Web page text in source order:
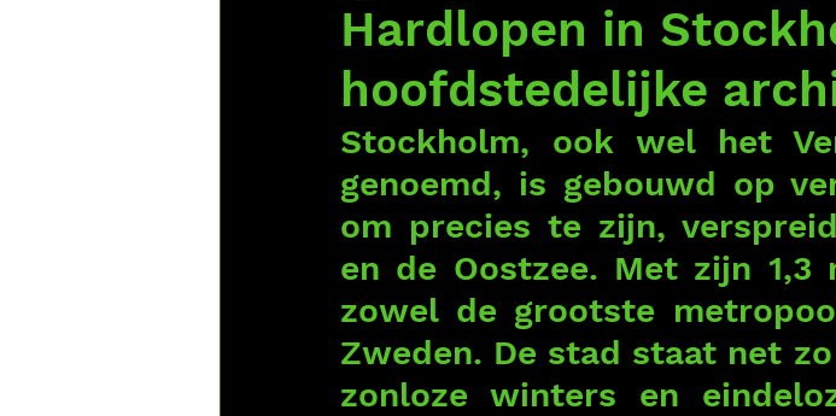
Hardlopen in
hoofdstedelijke
Stockholm, ook wel het
genoemd, is gebouwd op
om precies te zijn,
en de Oostzee. Met zijn
zowel de grootste
Zweden. De stad staat net
zonloze winters en